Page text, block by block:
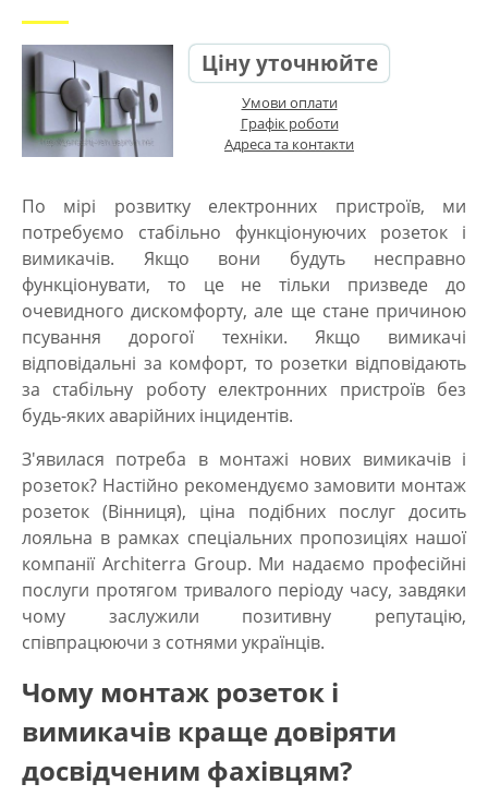
Ціну уточнюйте
Умови оплати
Графік роботи
Адреса та контакти
По мірі розвитку електронних пристроїв, ми
потребуємо стабільно функціонуючих розеток і
вимикачів. Якщо вони будуть несправно
функціонувати, то це не тільки призведе до
очевидного дискомфорту, але ще стане причиною
псування дорогої техніки. Якщо вимикачі
відповідальні за комфорт, то розетки відповідають
за стабільну роботу електронних пристроїв без
будь-яких аварійних інцидентів.
З'явилася потреба в монтажі нових вимикачів і
розеток? Настійно рекомендуємо замовити монтаж
розеток (Вінниця), ціна подібних послуг досить
лояльна в рамках спеціальних пропозиціях нашої
компанії Architerra Group. Ми надаємо професійні
послуги протягом тривалого періоду часу, завдяки
чому заслужили позитивну репутацію,
співпрацюючи з сотнями українців.
Чому монтаж розеток і
вимикачів краще довіряти
досвідченим фахівцям?